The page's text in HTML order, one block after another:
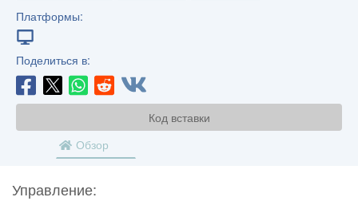
Платформы:
Поделиться в:
Код вставки
Обзор
Управление: